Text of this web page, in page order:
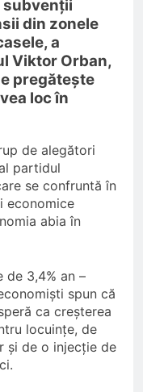
subvenții
din zonele
a
Viktor Orban,
pregătește
loc în
de alegători
partidul
se confruntă în
economice
abia în
de 3,4% an –
spun că
ca creșterea
locuințe, de
și de o injecție de